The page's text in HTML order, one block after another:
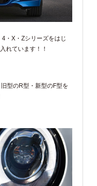
・X・Zシリーズをはじ
れています！！
型のR型・新型のF型を